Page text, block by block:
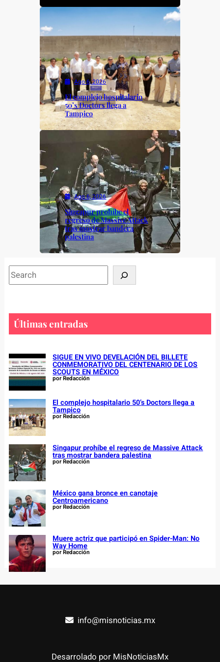
Ago 6, 2026
El complejo hospitalario
50’s Doctors llega a
Tampico
Ago 6, 2026
Singapur prohíbe el
regreso de Massive Attack
tras mostrar bandera
palestina
S
e
h
Últimas entradas
SIGUE EN VIVO DEVELACIÓN DEL BILLETE
CONMEMORATIVO DEL CENTENARIO DE LOS
SCOUTS EN MÉXICO
por Redacción
El complejo hospitalario 50’s Doctors llega a
Tampico
por Redacción
Singapur prohíbe el regreso de Massive Attack
tras mostrar bandera palestina
por Redacción
México gana bronce en canotaje
Centroamericano
por Redacción
Muere actriz que participó en Spider-Man: No
Way Home
por Redacción
info@misnoticias.mx
Desarrolado por MisNoticiasMx